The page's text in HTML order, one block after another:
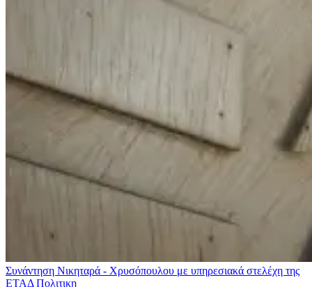
Συνάντηση Νικηταρά - Χρυσόπουλου με υπηρεσιακά στελέχη της
ΕΤΑΔΠολιτικη